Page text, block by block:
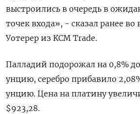
выстроились в очередь в
точек входа», - сказал ранее
Уотерер из KCM Trade.
Палладий подорожал на 0,8%
унцию, серебро прибавило
унцию. Цена на платину
$923,28.